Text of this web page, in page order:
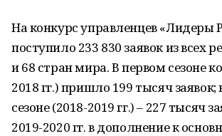
На конкурс управленцев «Лидеры
поступило 233 830 заявок из всех
и 68 стран мира. В первом сезоне
2018 гг.) пришло 199 тысяч заявок;
сезоне (2018-2019 гг.) – 227 тысяч
2019-2020 гг. в дополнение к